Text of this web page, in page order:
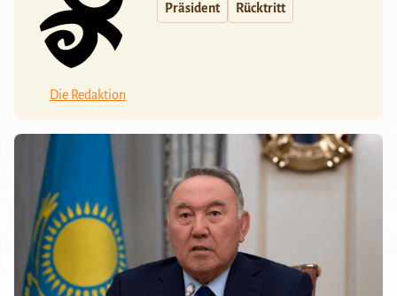
Die Redaktion
Präsident Rücktritt